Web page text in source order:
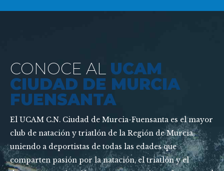
CONOCE AL UCAM
CIUDAD DE MURCIA
FUENSANTA
El UCAM C.N. Ciudad de Murcia-Fuensanta es el mayor
club de natación y triatlón de la Región de Murcia,
uniendo a deportistas de todas las edades que
comparten pasión por la natación, el triatlón y el